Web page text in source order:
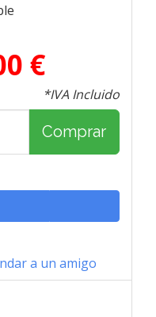
€
*IVA Incluido
Comprar
a un amigo